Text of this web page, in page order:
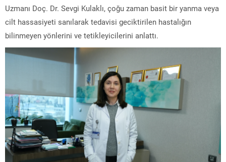
Uzmanı Doç. Dr. Sevgi Kulaklı, çoğu zaman basit bir yanma veya
cilt hassasiyeti sanılarak tedavisi geciktirilen hastalığın
bilinmeyen yönlerini ve tetikleyicilerini anlattı.